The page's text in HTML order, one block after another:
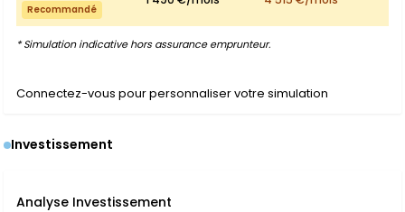
Recommandé
* Simulation indicative hors assurance emprunteur.
Connectez-vous pour personnaliser votre simulation
Investissement
Analyse Investissement